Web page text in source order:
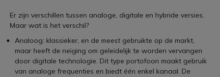
Er zijn verschillen tussen analoge, digitale en hybride versies.
Maar wat is het verschil?
Analoog: klassieker, en de meest gebruikte op de markt,
maar heeft de neiging om geleidelijk te worden vervangen
door digitale technologie. Dit type portofoon maakt gebruik
van analoge frequenties en biedt één enkel kanaal. De